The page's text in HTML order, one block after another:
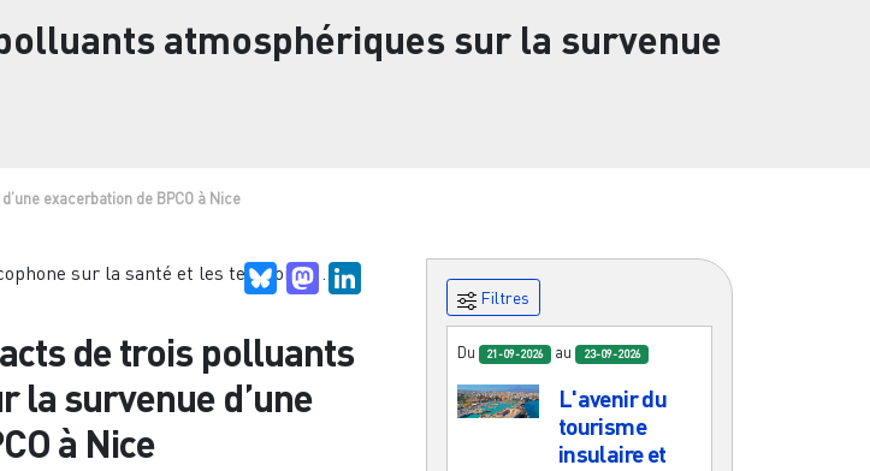
atmosphériques sur la survenue
exacerbation de BPCO à Nice
sur la santé et les territoires ...
BlueskyMastodon
de trois polluants
la survenue d’une
à Nice
Filtres
Du 21-09-2026 au 23-09-2026
L'avenir du
tourisme
insulaire et